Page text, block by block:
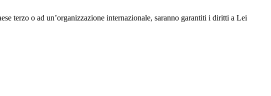
terzo o ad un’organizzazione internazionale, saranno garantiti i diritti a Lei